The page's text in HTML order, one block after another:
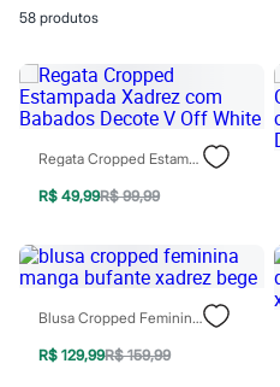
Casacos e Jaquetas
Macacões
Saias
Shorts e Bermudas
Vestidos
Acessórios
Bonés e Chapéus
Cintos
Óculos
Relógios
Calçados
Botas
Chinelos
58 produtos
Regata Cropped Estampada Xadrez Com Babados Decote V Off White
R$ 49,99R$ 99,99
Blusa Cropped Feminina Manga Bufante Xadrez Bege
R$ 129,99R$ 159,99